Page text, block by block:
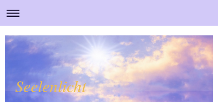
Seelenlicht